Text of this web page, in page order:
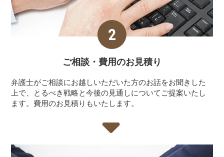
ご相談・費用のお見積り
弁護士がご相談にお越しいただいた方のお話をお聞きした
上で、とるべき戦略と今後の見通しについてご提案いたし
ます。費用のお見積りもいたします。